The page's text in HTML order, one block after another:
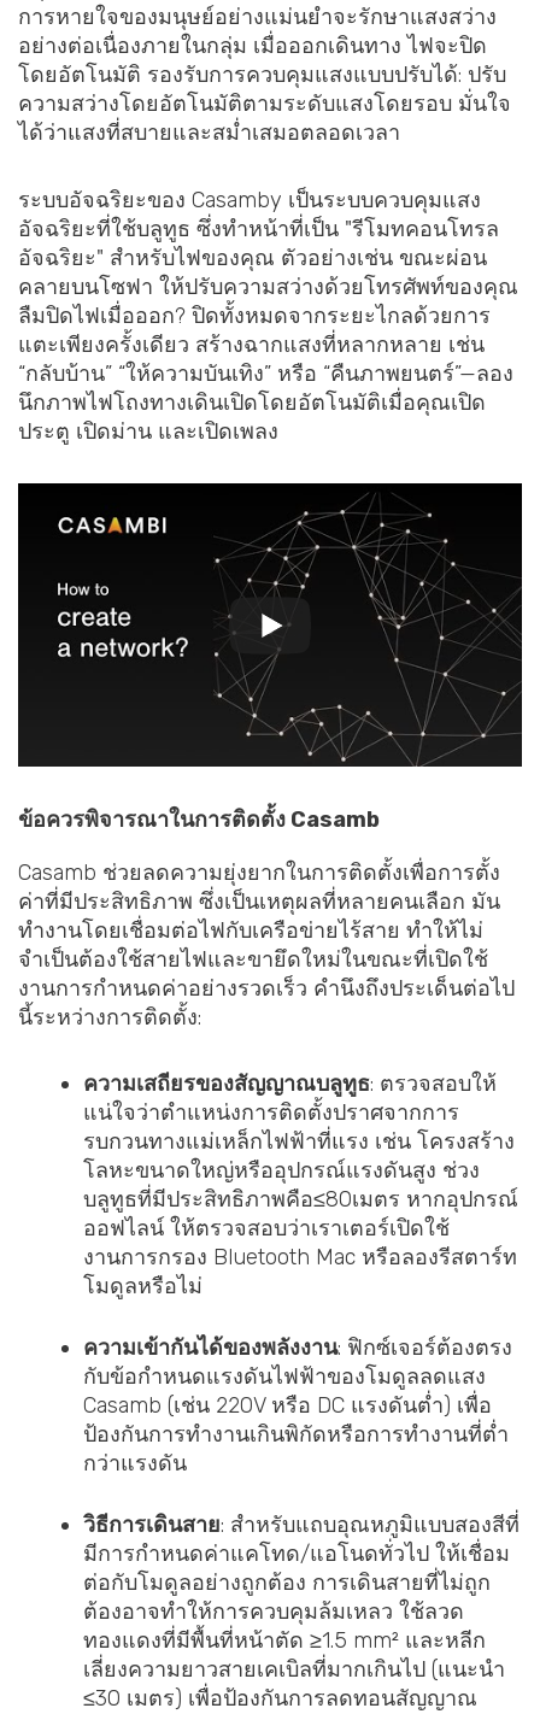
การหายใจของมนุษย์อย่างแม่นยำจะรักษาแสงสว่าง
อย่างต่อเนื่องภายในกลุ่ม เมื่อออกเดินทาง ไฟจะปิด
โดยอัตโนมัติ รองรับการควบคุมแสงแบบปรับได้: ปรับ
ความสว่างโดยอัตโนมัติตามระดับแสงโดยรอบ มั่นใจ
ได้ว่าแสงที่สบายและสม่ำเสมอตลอดเวลา
ระบบอัจฉริยะของ Casamby เป็นระบบควบคุมแสง
อัจฉริยะที่ใช้บลูทูธ ซึ่งทำหน้าที่เป็น "รีโมทคอนโทรล
อัจฉริยะ" สำหรับไฟของคุณ ตัวอย่างเช่น ขณะผ่อน
คลายบนโซฟา ให้ปรับความสว่างด้วยโทรศัพท์ของคุณ
ลืมปิดไฟเมื่อออก? ปิดทั้งหมดจากระยะไกลด้วยการ
แตะเพียงครั้งเดียว สร้างฉากแสงที่หลากหลาย เช่น
“กลับบ้าน” “ให้ความบันเทิง” หรือ “คืนภาพยนตร์”—ลอง
นึกภาพไฟโถงทางเดินเปิดโดยอัตโนมัติเมื่อคุณเปิด
ประตู เปิดม่าน และเปิดเพลง
ข้อควรพิจารณาในการติดตั้ง Casamb
Casamb ช่วยลดความยุ่งยากในการติดตั้งเพื่อการตั้ง
ค่าที่มีประสิทธิภาพ ซึ่งเป็นเหตุผลที่หลายคนเลือก มัน
ทำงานโดยเชื่อมต่อไฟกับเครือข่ายไร้สาย ทำให้ไม่
จำเป็นต้องใช้สายไฟและขายึดใหม่ในขณะที่เปิดใช้
งานการกำหนดค่าอย่างรวดเร็ว คำนึงถึงประเด็นต่อไป
นี้ระหว่างการติดตั้ง:
ความเสถียรของสัญญาณบลูทูธ: ตรวจสอบให้
แน่ใจว่าตำแหน่งการติดตั้งปราศจากการ
รบกวนทางแม่เหล็กไฟฟ้าที่แรง เช่น โครงสร้าง
โลหะขนาดใหญ่หรืออุปกรณ์แรงดันสูง ช่วง
บลูทูธที่มีประสิทธิภาพคือ≤80เมตร หากอุปกรณ์
ออฟไลน์ ให้ตรวจสอบว่าเราเตอร์เปิดใช้
งานการกรอง Bluetooth Mac หรือลองรีสตาร์ท
โมดูลหรือไม่
ความเข้ากันได้ของพลังงาน: ฟิกซ์เจอร์ต้องตรง
กับข้อกำหนดแรงดันไฟฟ้าของโมดูลลดแสง
Casamb (เช่น 220V หรือ DC แรงดันต่ำ) เพื่อ
ป้องกันการทำงานเกินพิกัดหรือการทำงานที่ต่ำ
กว่าแรงดัน
วิธีการเดินสาย: สำหรับแถบอุณหภูมิแบบสองสีที่
มีการกำหนดค่าแคโทด/แอโนดทั่วไป ให้เชื่อม
ต่อกับโมดูลอย่างถูกต้อง การเดินสายที่ไม่ถูก
ต้องอาจทำให้การควบคุมล้มเหลว ใช้ลวด
ทองแดงที่มีพื้นที่หน้าตัด ≥1.5 mm² และหลีก
เลี่ยงความยาวสายเคเบิลที่มากเกินไป (แนะนำ
≤30 เมตร) เพื่อป้องกันการลดทอนสัญญาณ